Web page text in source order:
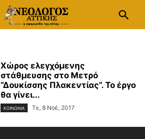
Χώρος ελεγχόμενης
στάθμευσης στο Μετρό
“Δουκίσσης Πλακεντίας”. Το έργο
θα γίνει...
ΚΟΙΝΩΝΙΑ Τε, 8 Νοέ, 2017